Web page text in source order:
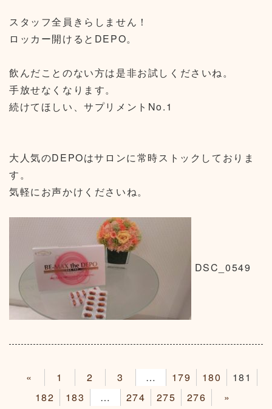
スタッフ全員きらしません！
ロッカー開けるとDEPO。
飲んだことのない方は是非お試しくださいね。
手放せなくなります。
続けてほしい、サプリメントNo.1
大人気のDEPOはサロンに常時ストックしておりま
す。
気軽にお声かけくださいね。
DSC_0549
« 1 2 3 4 179 180
181
182
183 184 274 275 276 »